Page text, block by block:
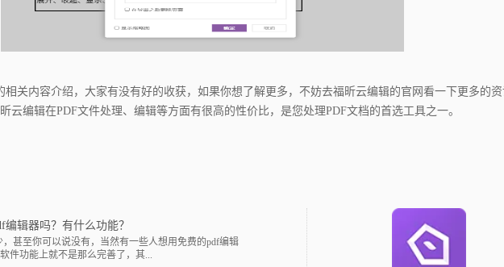
内容介绍，大家有没有好的收获，如果你想了解更多，不妨去福昕云编辑的官网看一下更多的资
云编辑在PDF文件处理、编辑等方面有很高的性价比，是您处理PDF文档的首选工具之一。
辑器吗？有什么功能？
至你可以说没有，当然有一些人想用免费的pdf编辑
件功能上就不是那么完善了，其...